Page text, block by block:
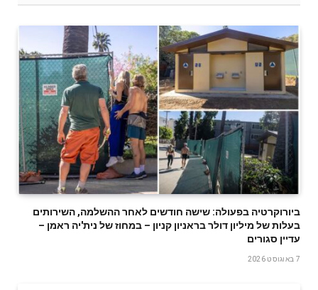
ביורוקרטיה בפעולה: שישה חודשים לאחר ההשלמה, השירותים
בעלות של מיליון דולר בראניון קניון – במחוז של נית'יה ראמן –
עדיין סגורים
7 באוגוסט 2026